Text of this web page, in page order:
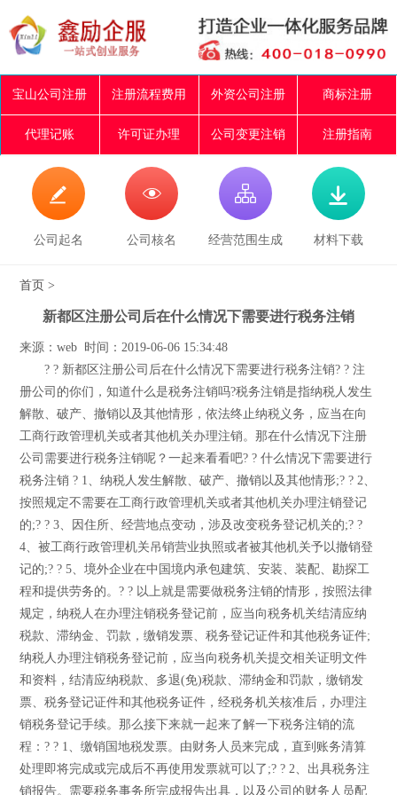
宝山公司注册 注册流程费用 外资公司注册 商标注册
代理记账 许可证办理 公司变更注销 注册指南

公司起名

公司核名

经营范围生成

材料下载
首页 >
新都区注册公司后在什么情况下需要进行税务注销
来源：web 时间：2019-06-06 15:34:48
? ? 新都区注册公司后在什么情况下需要进行税务注销? ? 注
册公司的你们，知道什么是税务注销吗?税务注销是指纳税人发生
解散、破产、撤销以及其他情形，依法终止纳税义务，应当在向
工商行政管理机关或者其他机关办理注销。那在什么情况下注册
公司需要进行税务注销呢？一起来看看吧? ? 什么情况下需要进行
税务注销 ? 1、纳税人发生解散、破产、撤销以及其他情形;? ? 2、
按照规定不需要在工商行政管理机关或者其他机关办理注销登记
的;? ? 3、因住所、经营地点变动，涉及改变税务登记机关的;? ?
4、被工商行政管理机关吊销营业执照或者被其他机关予以撤销登
记的;? ? 5、境外企业在中国境内承包建筑、安装、装配、勘探工
程和提供劳务的。? ? 以上就是需要做税务注销的情形，按照法律
规定，纳税人在办理注销税务登记前，应当向税务机关结清应纳
税款、滞纳金、罚款，缴销发票、税务登记证件和其他税务证件;
纳税人办理注销税务登记前，应当向税务机关提交相关证明文件
和资料，结清应纳税款、多退(免)税款、滞纳金和罚款，缴销发
票、税务登记证件和其他税务证件，经税务机关核准后，办理注
销税务登记手续。那么接下来就一起来了解一下税务注销的流
程：? ? 1、缴销国地税发票。由财务人员来完成，直到账务清算
处理即将完成或完成后不再使用发票就可以了;? ? 2、出具税务注
销报告。需要税务事务所完成报告出具，以及公司的财务人员配